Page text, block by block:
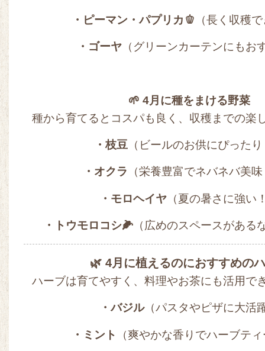
・ピーマン・パプリカ🫑 （長く収穫
・ゴーヤ （グリーンカーテンにもお
🌱 4月に種をまける野菜
種から育てるとコスパも良く、収穫までの楽
・枝豆（ビールのお供にぴったり
・オクラ （栄養豊富でネバネバ美
・モロヘイヤ （夏の暑さに強い
・トウモロコシ🌽 （広めのスペースがある
🌿 4月に植えるのにおすすめの
ハーブは育てやすく、料理やお茶にも活用で
・バジル（パスタやピザに大活
・ミント （爽やかな香りでハーブテ